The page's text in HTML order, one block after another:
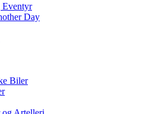
Eventyr
Day
Biler